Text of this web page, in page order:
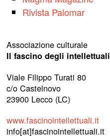
Rivista Palomar
Associazione culturale
Il fascino degli intellettuali
Viale Filippo Turati 80
c/o Castelnovo
23900 Lecco (LC)
www.fascinointellettuali.it
info[at]fascinointellettuali.it